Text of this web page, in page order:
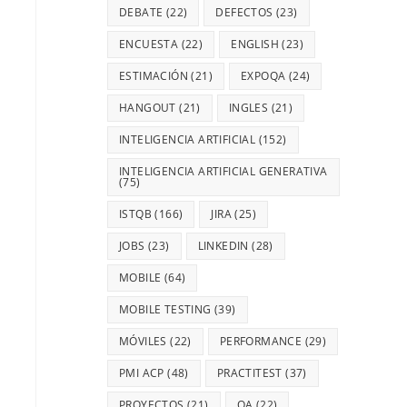
DEBATE (22) DEFECTOS (23)
ENCUESTA (22) ENGLISH (23)
ESTIMACIÓN (21) EXPOQA (24)
HANGOUT (21) INGLES (21)
INTELIGENCIA ARTIFICIAL (152)
INTELIGENCIA ARTIFICIAL GENERATIVA
(75)
ISTQB (166) JIRA(25)
JOBS (23) LINKEDIN (28)
MOBILE (64)
MOBILE TESTING (39)
MÓVILES (22) PERFORMANCE (29)
PMI ACP (48) PRACTITEST (37)